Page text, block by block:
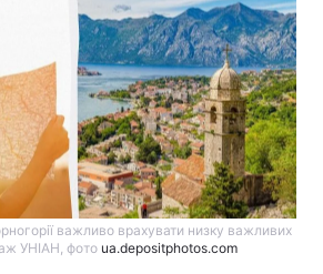
важливо врахувати низку важливих
УНІАН, фото ua.depositphotos.com